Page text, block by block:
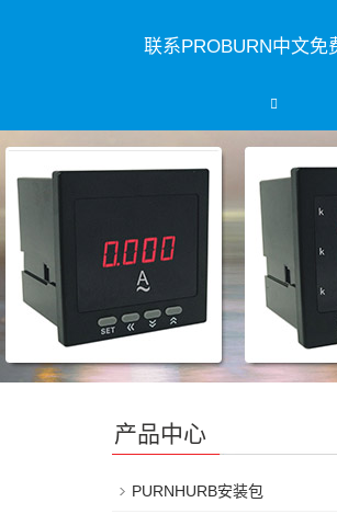
联系PROBURN中文免
产品中心
PURNHURB安装包